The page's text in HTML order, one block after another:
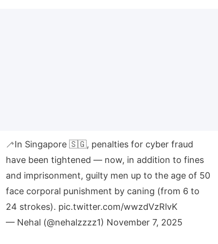
🦯In Singapore 🇸🇬, penalties for cyber fraud
have been tightened — now, in addition to fines
and imprisonment, guilty men up to the age of 50
face corporal punishment by caning (from 6 to
24 strokes). pic.twitter.com/wwzdVzRlvK
— Nehal (@nehalzzzz1) November 7, 2025